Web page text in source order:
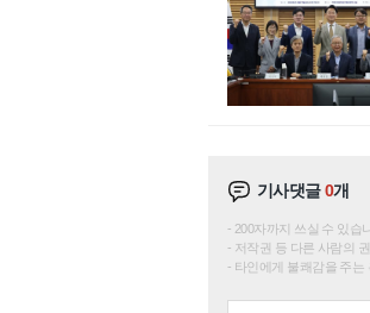
기사댓글0개
200자까지 쓰실 수 있습
저작권 등 다른 사람의
타인에게 불쾌감을 주는